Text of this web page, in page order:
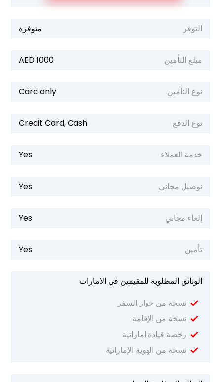
التوفر متوفرة
مبلغ التأمين 1000 AED
نوع التأمين Card only
نوع الدفع Credit Card, Cash
خدمة العملاء Yes
نوصيل مجاني Yes
إلغاء مجاني Yes
تأمين Yes
الوثائق المطلوبة للمقيمين في الامارات
نسخة من جواز السفر
نسخة من الإقامة
رخصة قيادة اماراتية
نسخة من الهوية الإماراتية